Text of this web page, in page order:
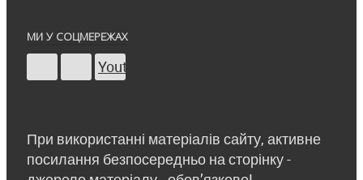
МИ У СОЦМЕРЕЖАХ
Youtube
При використанні матеріалів сайту, активне
посилання безпосередньо на сторінку -